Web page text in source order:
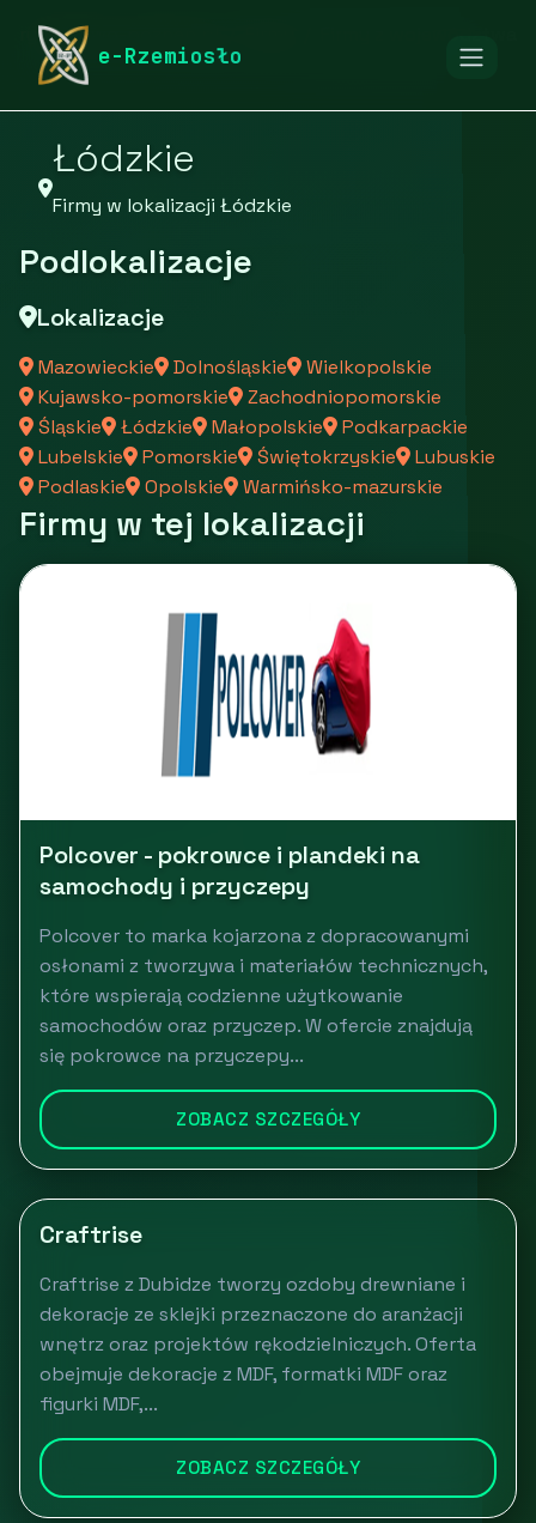
e-Rzemiosło
rymarstwo-poznan.pl
Łódzkie
Firmy w lokalizacji Łódzkie
Podlokalizacje
Lokalizacje
Mazowieckie Dolnośląskie
Wielkopolskie
Kujawsko-pomorskie
Zachodniopomorskie
Śląskie
Łódzkie Małopolskie
Podkarpackie
Lubelskie
Pomorskie Świętokrzyskie
Lubuskie
Podlaskie
Opolskie Warmińsko-mazurskie
Firmy w tej lokalizacji
Polcover - pokrowce i plandeki na
samochody i przyczepy
Polcover to marka kojarzona z dopracowanymi
osłonami z tworzywa i materiałów technicznych,
które wspierają codzienne użytkowanie
samochodów oraz przyczep. W ofercie znajdują
się pokrowce na przyczepy...
ZOBACZ SZCZEGÓŁY
Craftrise
Craftrise z Dubidze tworzy ozdoby drewniane i
dekoracje ze sklejki przeznaczone do aranżacji
wnętrz oraz projektów rękodzielniczych. Oferta
obejmuje dekoracje z MDF, formatki MDF oraz
figurki MDF,...
ZOBACZ SZCZEGÓŁY